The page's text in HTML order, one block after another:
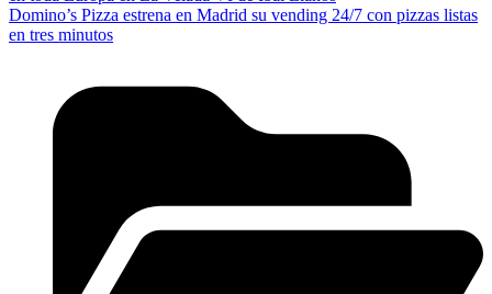
Domino’s Pizza estrena en Madrid su vending 24/7 con pizzas listas
en tres minutos